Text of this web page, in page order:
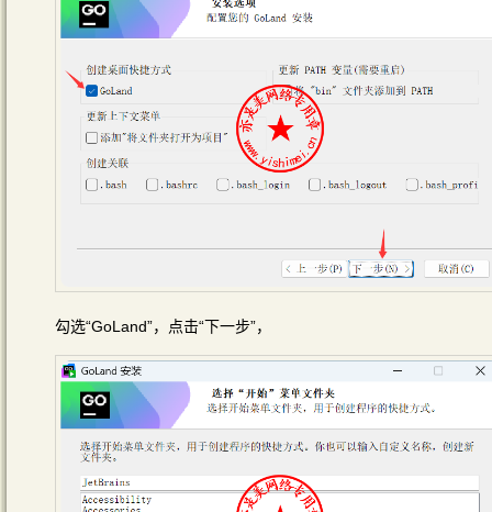
勾选“GoLand”，点击“下一步”，